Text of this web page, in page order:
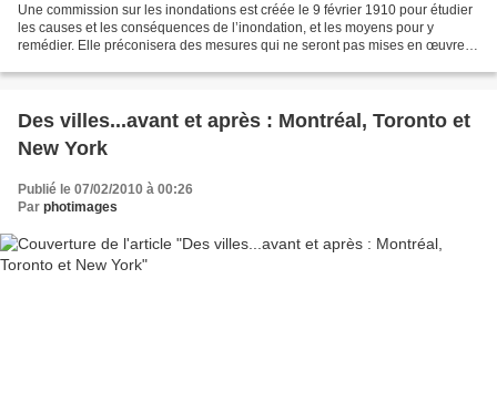
Une commission sur les inondations est créée le 9 février 1910 pour étudier
les causes et les conséquences de l’inondation, et les moyens pour y
remédier. Elle préconisera des mesures qui ne seront pas mises en œuvre
Des villes...avant et après : Montréal, Toronto et
New York
Publié le 07/02/2010 à 00:26
Par photimages